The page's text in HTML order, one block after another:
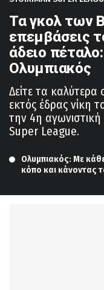
Τα γκολ των
επεμβάσεις
άδειο
Ολυμπιακός
Δείτε τα καλύτερα
εκτός έδρας νίκη
την 4η
Super League.
Ολυμπιακός: Με
κόπο και κάνοντας